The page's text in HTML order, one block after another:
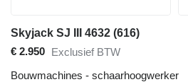
Skyjack SJ III 4632 (616)
€ 2.950 Exclusief BTW
Bouwmachines - schaarhoogwerker